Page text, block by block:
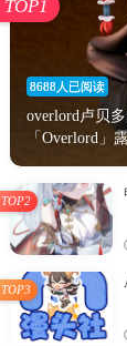
8688人已阅读
overlord卢贝
「Overlord」
TOP1
TOP2
TOP3
间谍过家家
进击的巨人
8688人已阅读
overlord卢贝
TOP1